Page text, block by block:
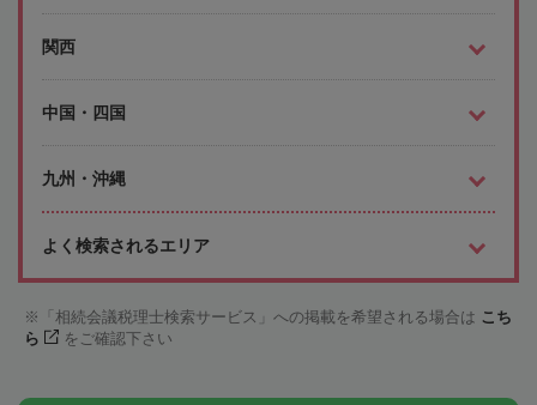
関西
中国・四国
九州・沖縄
よく検索されるエリア
「相続会議税理士検索サービス」への掲載を希望される場合は こち
ら
をご確認下さい